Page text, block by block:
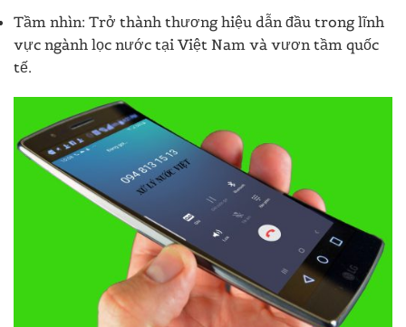
Tầm nhìn: Trở thành thương hiệu dẫn đầu trong lĩnh
vực ngành lọc nước tại Việt Nam và vươn tầm quốc
tế.